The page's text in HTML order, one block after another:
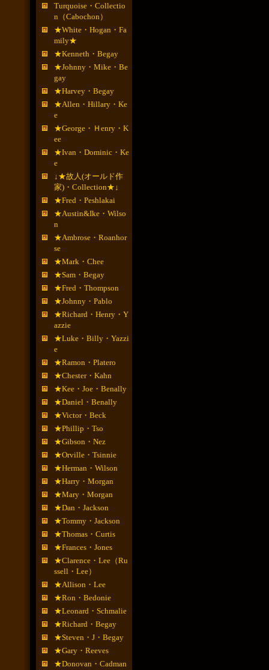
Turquoise・Collectio
n（Cabochon）
★White・Hogan・Fa
mily★
★Kenneth・Begay
★Johnny・Mike・Be
gay
★Harvey・Begay
★Allen・Hillary・Ke
e
★George・Ｈenry・K
ee
★Ivan・Dominic・Ke
e
↓★故人(オールド作
家)・Collection★↓
★Fred・Peshlakai
★Austin&Ike・Wilso
n
★Ambrose・Roanhor
se
★Mark・Chee
★Sam・Begay
★Fred・Thompson
★Johnny・Pablo
★Richard・Henry・Y
azzie
★Luke・Billy・Yazzi
e
★Ramon・Platero
★Chester・Kahn
★Kee・Joe・Benally
★Daniel・Benally
★Victor・Beck
★Phillip・Tso
★Gibson・Nez
★Orville・Tsinnie
★Herman・Wilson
★Harry・Morgan
★Mary・Morgan
★Dan・Jackson
★Tommy・Jackson
★Thomas・Curtis
★Frances・Jones
★Clarence・Lee（Ru
ssell・Lee）
★Allison・Lee
★Ron・Bedonie
★Leonard・Schmalie
★Richard・Begay
★Steven・J・Begay
★Gary・Reeves
★Donovan・Cadman